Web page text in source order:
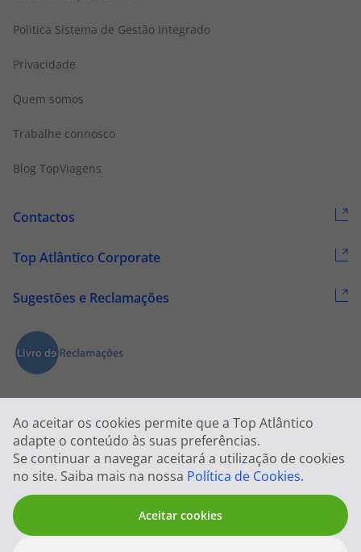
Ao aceitar os cookies permite que a Top Atlântico
adapte o conteúdo às suas preferências.
Se continuar a navegar aceitará a utilização de cookies
no site. Saiba mais na nossa Política de Cookies.
Aceitar cookies
Politica Sistema de Gestão Integrado
Privacidade
Quem somos
Trabalhe connosco
Blog TopViagens
Contactos
Top Atlântico Corporate
Sugestões e Reclamações
2026 © Todos os direitos reservados:Top Atlântico, Viagens e Turismo